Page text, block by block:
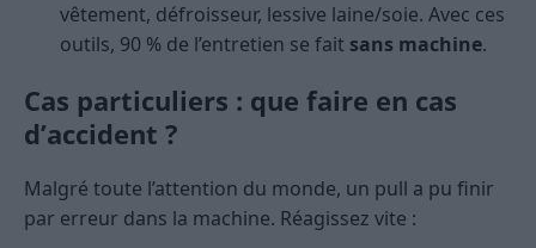
vêtement, défroisseur, lessive laine/soie. Avec ces
outils, 90 % de l’entretien se fait sans machine.
Cas particuliers : que faire en cas
d’accident ?
Malgré toute l’attention du monde, un pull a pu finir
par erreur dans la machine. Réagissez vite :